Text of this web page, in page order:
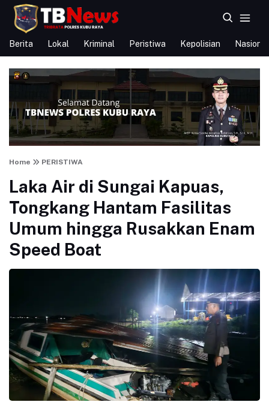
Berita Lokal Kriminal Peristiwa Kepolisian Nasional
Home PERISTIWA
Laka Air di Sungai Kapuas,
Tongkang Hantam Fasilitas
Umum hingga Rusakkan Enam
Speed Boat